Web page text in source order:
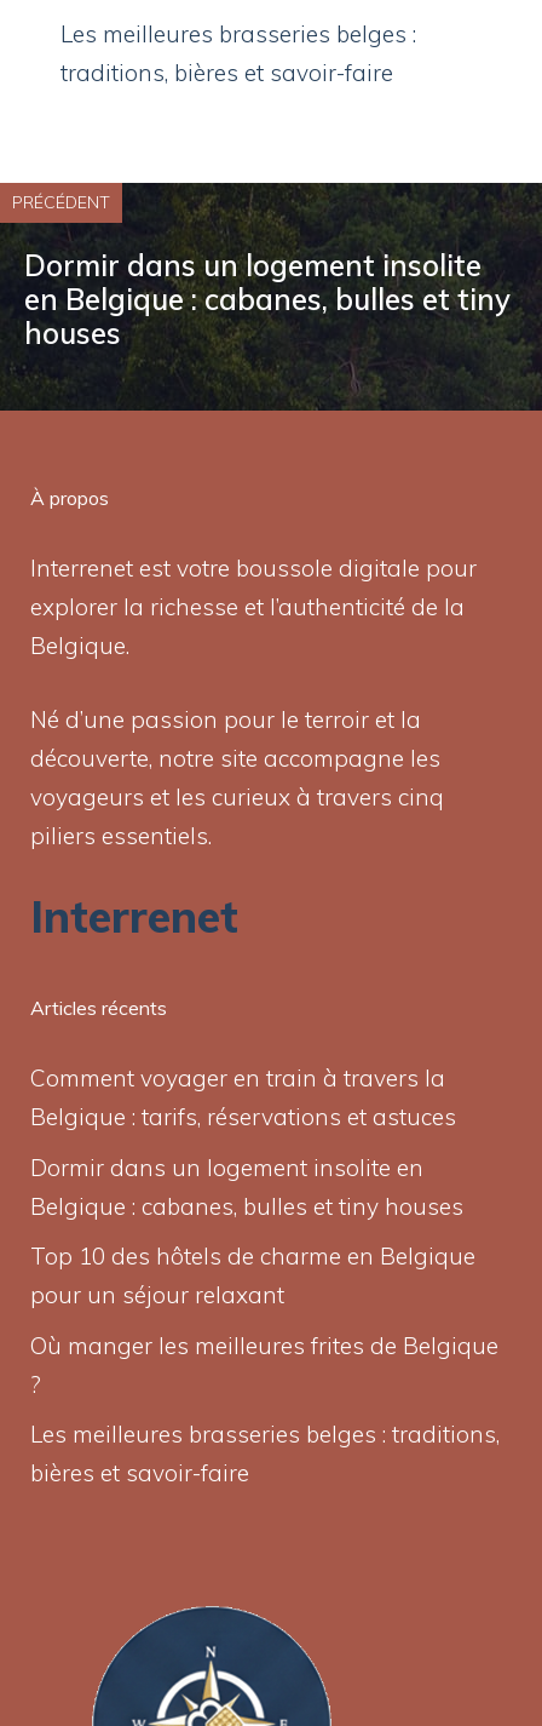
Les meilleures brasseries belges :
traditions, bières et savoir-faire
PRÉCÉDENT
Dormir dans un logement insolite
en Belgique : cabanes, bulles et tiny
houses
À propos
Interrenet est votre boussole digitale pour
explorer la richesse et l’authenticité de la
Belgique.
Né d’une passion pour le terroir et la
découverte, notre site accompagne les
voyageurs et les curieux à travers cinq
piliers essentiels.
Interrenet
Articles récents
Comment voyager en train à travers la
Belgique : tarifs, réservations et astuces
Dormir dans un logement insolite en
Belgique : cabanes, bulles et tiny houses
Top 10 des hôtels de charme en Belgique
pour un séjour relaxant
Où manger les meilleures frites de Belgique
?
Les meilleures brasseries belges : traditions,
bières et savoir-faire